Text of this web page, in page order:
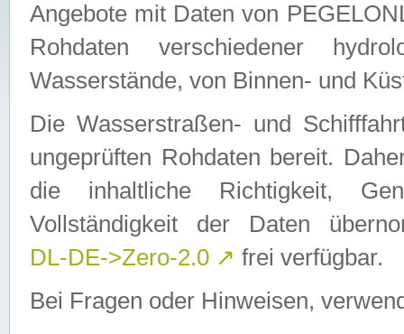
Angebote mit Daten von
Rohdaten verschiedener
Wasserstände, von Binnen- und
Die Wasserstraßen- und
ungeprüften Rohdaten bereit.
die inhaltliche Richtigkeit,
Vollständigkeit der Daten
DL-DE->Zero-2.0 ↗ frei verfügbar.
Bei Fragen oder Hinweisen,